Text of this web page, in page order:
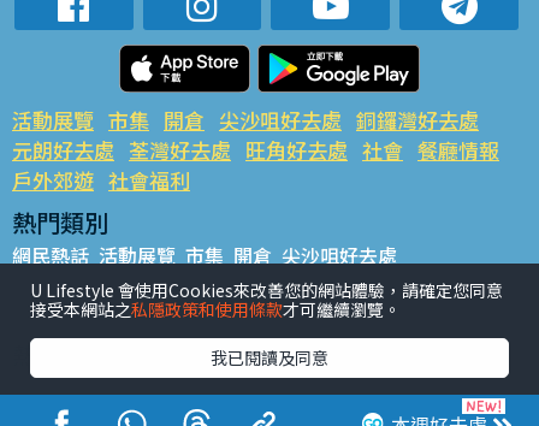
活動展覽 市集 開倉 尖沙咀好去處 銅鑼灣好去處
元朗好去處 荃灣好去處 旺角好去處 社會 餐廳情報
戶外郊遊 社會福利
熱門類別
網民熱話 活動展覽 市集 開倉 尖沙咀好去處
銅鑼灣好去處 元朗好去處 荃灣好去處 旺角好去處 社會
餐廳情報 戶外郊遊
熱門標籤
#UGO搵好去處 #人氣活動推介 #美食社群熱話
#親子玩樂好去處
#ULifestyle應用程式 #限時搶
U Lifestyle 會使用Cookies來改善您的網站體驗，請確定您同意
接受本網站之私隱政策和使用條款才可繼續瀏覽。
我已閱讀及同意